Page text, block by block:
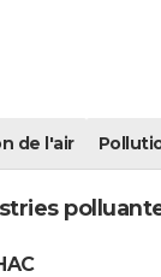
de l'air